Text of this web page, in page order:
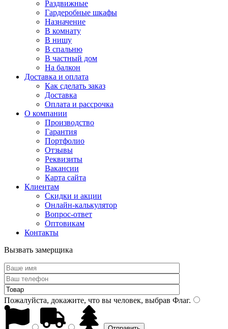
Раздвижные
Гардеробные шкафы
Назначение
В комнату
В нишу
В спальню
В частный дом
На балкон
Доставка и оплата
Как сделать заказ
Доставка
Оплата и рассрочка
О компании
Производство
Гарантия
Портфолио
Отзывы
Реквизиты
Вакансии
Карта сайта
Клиентам
Скидки и акции
Онлайн-калькулятор
Вопрос-ответ
Оптовикам
Контакты
Вызвать замерщика
Пожалуйста, докажите, что вы человек, выбрав Флаг.